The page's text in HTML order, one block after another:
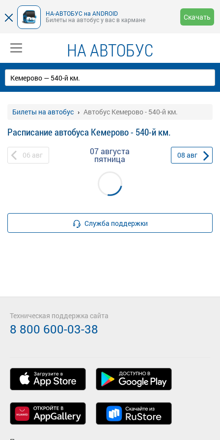
НА-АВТОБУС на ANDROID
Билеты на автобус у вас в кармане
Скачать
НА АВТОБУС
Билеты на автобус Автобус Кемерово - 540-й км.
Расписание автобуса Кемерово - 540-й км.
06 авг 07 августа
пятница 08 авг
Служба поддержки
Техническая поддержка сайта
8 800 600-03-38